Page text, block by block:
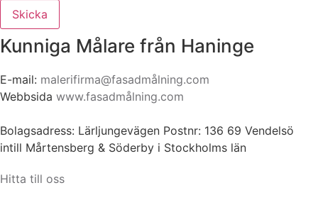
Skicka
Kunniga Målare från Haninge
E-mail: malerifirma@fasadmålning.com
Webbsida www.fasadmålning.com
Bolagsadress: Lärljungevägen Postnr: 136 69 Vendelsö
intill Mårtensberg & Söderby i Stockholms län
Hitta till oss